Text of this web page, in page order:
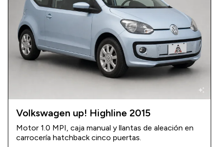
auto_awesome
2015 140.000 km
$ 12.500.000
Volkswagen up! Highline 2015
Motor 1.0 MPI, caja manual y llantas de aleación en
carrocería hatchback cinco puertas.